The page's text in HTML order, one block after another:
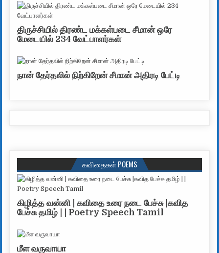
திருச்சியில் திரண்ட மக்கள்படை சீமான் ஒரே
மேடையில் 234 வேட்பாளர்கள்
நான் தேர்தலில் நிற்கிறேன் சீமான் அதிரடி பேட்டி
கவிதைகள் POEMS
கிழித்த வன்னி | கவிதை உரை நடை பேச்சு |கவித
பேச்சு தமிழ் | | Poetry Speech Tamil
மீள வருவாயா